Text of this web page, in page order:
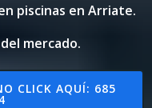
piscinas en Arriate.
mercado.
CLICK AQUÍ: 685